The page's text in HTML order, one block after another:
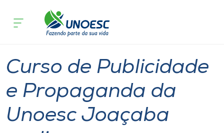
Cursos
Pesquisa
Atendimento ao Estudante
Curso de Publicidade
e Propaganda da
Unoesc Joaçaba